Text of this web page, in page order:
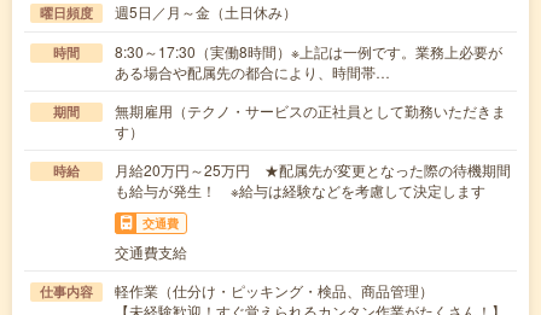
曜日頻度 週5日／月～金（土日休み）
時間
8:30～17:30（実働8時間）※上記は一例です。業務上必要が
ある場合や配属先の都合により、時間帯…
期間
無期雇用（テクノ・サービスの正社員として勤務いただきま
す）
時給
月給20万円～25万円 ★配属先が変更となった際の待機期間
も給与が発生！ ※給与は経験などを考慮して決定します
交通費
交通費支給
仕事内容
軽作業（仕分け・ピッキング・検品、商品管理）